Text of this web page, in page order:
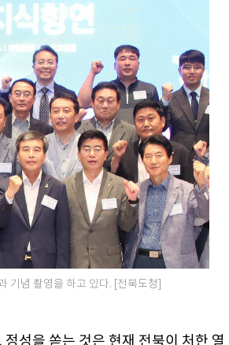
기념 촬영을 하고 있다. [전북도청]
성을 쏟는 것은 현재 전북이 처한 열